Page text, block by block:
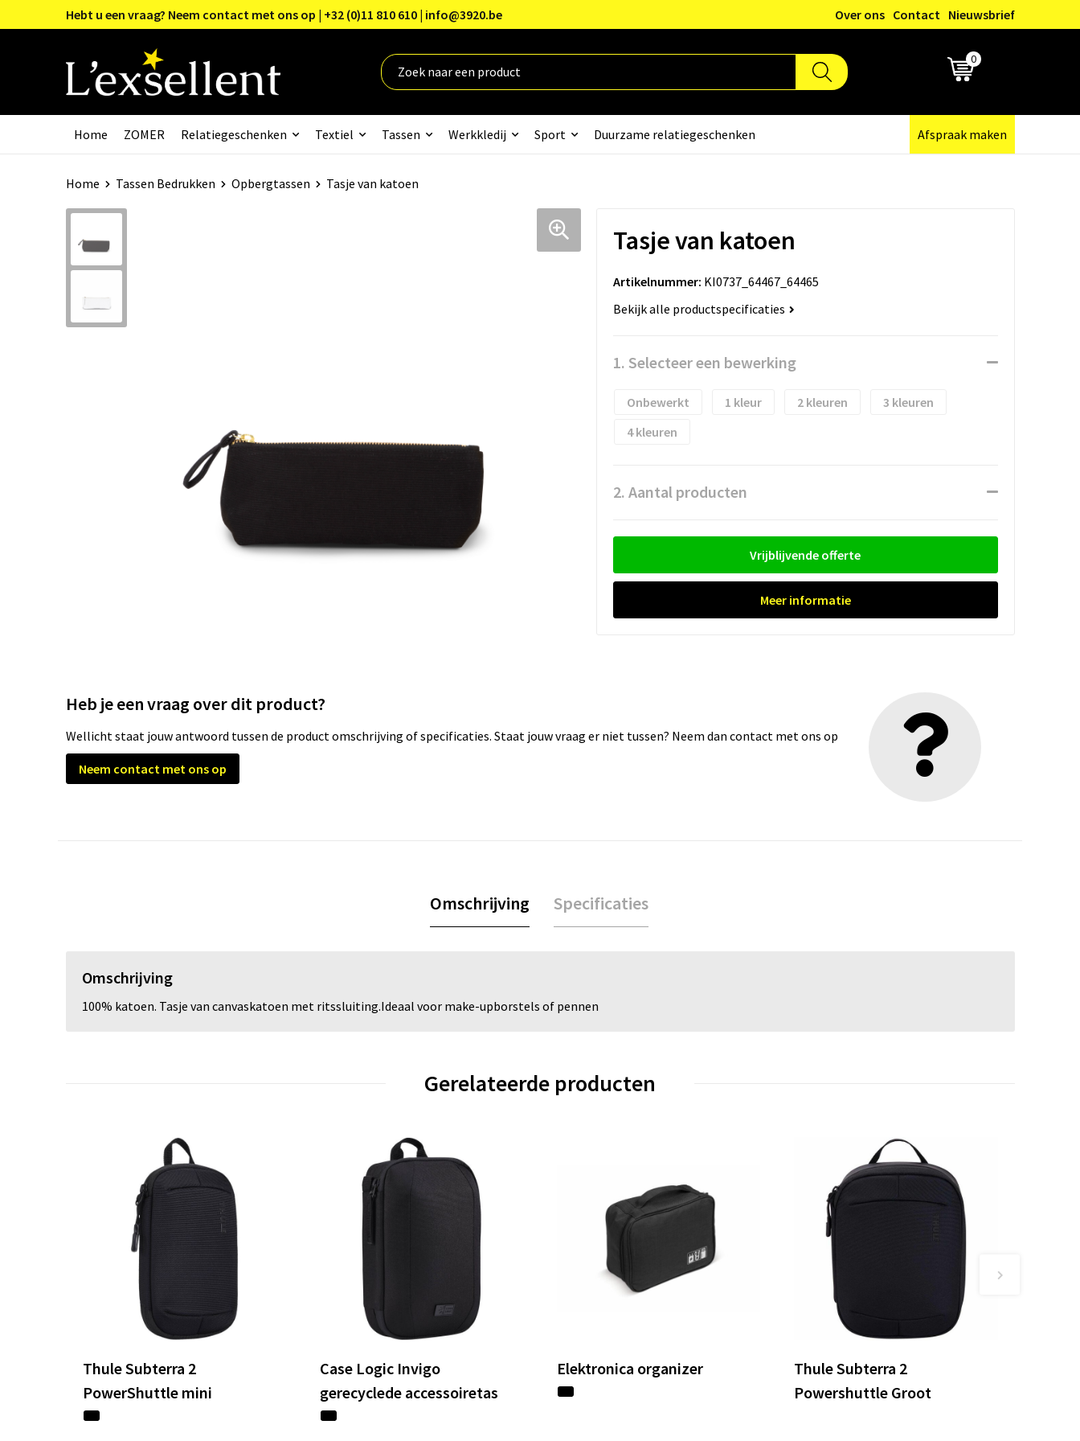
Hebt u een vraag? Neem contact met ons op | +32 (0)11 810 610 | info@3920.be Over ons Contact Nieuwsbrief
0
Home ZOMER Relatiegeschenken Textiel Tassen Werkkledij Sport Duurzame relatiegeschenken Afspraak maken
Home Tassen Bedrukken Opbergtassen Tasje van katoen
Tasje van katoen
Artikelnummer: KI0737_64467_64465
Bekijk alle productspecificaties
1. Selecteer een bewerking
Onbewerkt 1 2
3
4
2. Aantal producten
Vrijblijvende offerte
Meer informatie
Heb je een vraag over dit product?
Wellicht staat jouw antwoord tussen de product omschrijving of specificaties. Staat jouw vraag er niet tussen? Neem dan contact met ons op
Neem contact met ons op
Omschrijving Specificaties
Omschrijving
100% katoen. Tasje van canvaskatoen met ritssluiting.Ideaal voor make-upborstels of pennen
Gerelateerde producten
Thule Subterra 2
PowerShuttle mini
Case Logic Invigo
gerecyclede accessoiretas
Elektronica organizer
Thule Subterra 2
Powershuttle Groot